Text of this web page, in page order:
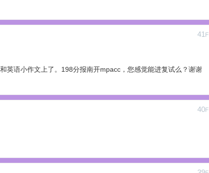
41F
英语小作文上了。198分报南开mpacc，您感觉能进复试么？谢谢
40F